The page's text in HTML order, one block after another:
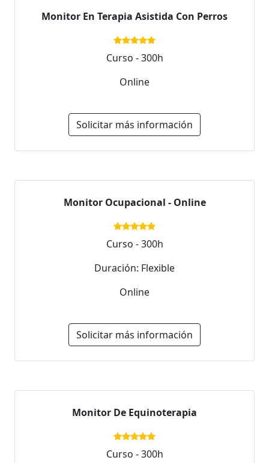
Monitor En Terapia Asistida Con Perros
Curso - 300h
Online
Solicitar más información
Monitor Ocupacional - Online
Curso - 300h
Duración: Flexible
Online
Solicitar más información
Monitor De Equinoterapia
Curso - 300h